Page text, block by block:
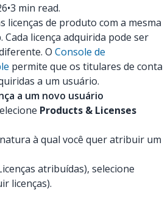
•3 min read.
licenças de produto com a mesma
licença adquirida pode ser
O Console de
permite que os titulares de conta
a um usuário.
a um novo usuário
Products & Licenses
à qual você quer atribuir um
atribuídas), selecione
licenças).